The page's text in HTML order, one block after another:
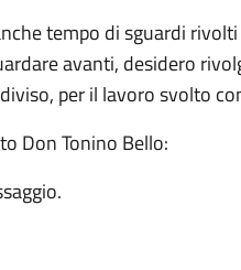
tempo di sguardi
avanti, desidero
per il lavoro svolto
Don Tonino Bello: